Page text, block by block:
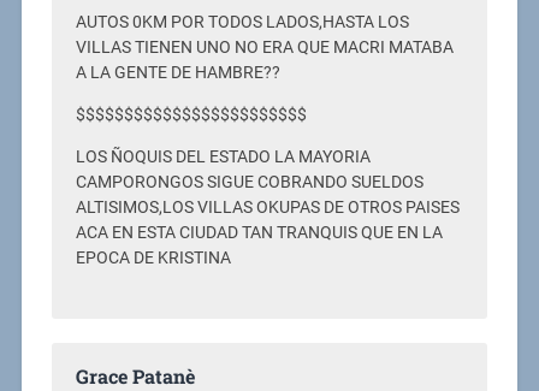
AUTOS 0KM POR TODOS LADOS,HASTA LOS
VILLAS TIENEN UNO NO ERA QUE MACRI MATABA
A LA GENTE DE HAMBRE??
$$$$$$$$$$$$$$$$$$$$$$$$
LOS ÑOQUIS DEL ESTADO LA MAYORIA
CAMPORONGOS SIGUE COBRANDO SUELDOS
ALTISIMOS,LOS VILLAS OKUPAS DE OTROS PAISES
ACA EN ESTA CIUDAD TAN TRANQUIS QUE EN LA
EPOCA DE KRISTINA
Grace Patanè